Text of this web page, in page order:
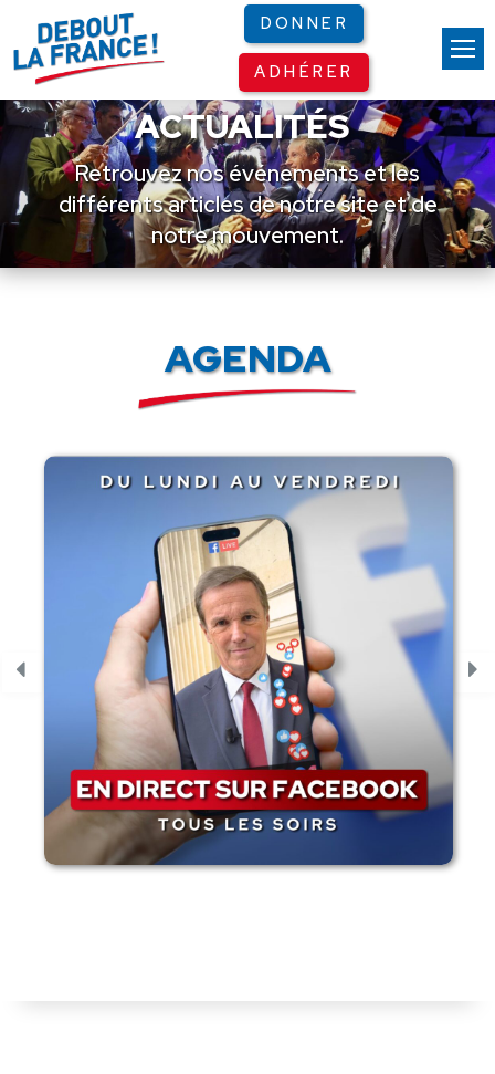
DONNER
ADHÉRER
ACTUALITÉS
Retrouvez nos événements et les
différents articles de notre site et de
notre mouvement.
AGENDA
Panneau de gestion des cookies